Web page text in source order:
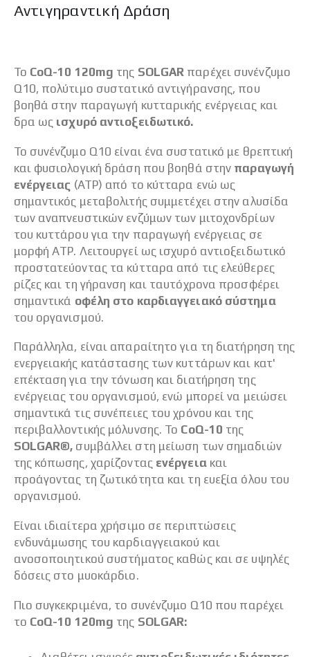
Αντιγηραντική Δράση
Το CoQ-10 120mg της SOLGAR παρέχει συνένζυμο
Q10, πολύτιμο συστατικό αντιγήρανσης, που
βοηθά στην παραγωγή κυτταρικής ενέργειας και
δρα ως ισχυρό αντιοξειδωτικό.
Το συνένζυμο Q10 είναι ένα συστατικό με θρεπτική
και φυσιολογική δράση που βοηθά στην παραγωγή
ενέργειας (ΑΤΡ) από το κύτταρα ενώ ως
σημαντικός μεταβολιτής συμμετέχει στην αλυσίδα
των αναπνευστικών ενζύμων των μιτοχονδρίων
του κυττάρου για την παραγωγή ενέργειας σε
μορφή ATP. Λειτουργεί ως ισχυρό αντιοξειδωτικό
προστατεύοντας τα κύτταρα από τις ελεύθερες
ρίζες και τη γήρανση και ταυτόχρονα προσφέρει
σημαντικά οφέλη στο καρδιαγγειακό σύστημα
του οργανισμού.
Παράλληλα, είναι απαραίτητο για τη διατήρηση της
ενεργειακής κατάστασης των κυττάρων και κατ'
επέκταση για την τόνωση και διατήρηση της
ενέργειας του οργανισμού, ενώ μπορεί να μειώσει
σημαντικά τις συνέπειες του χρόνου και της
περιβαλλοντικής μόλυνσης. Το CoQ-10 της
SOLGAR®, συμβάλλει στη μείωση των σημαδιών
της κόπωσης, χαρίζοντας ενέργειακαι
προάγοντας τη ζωτικότητα και τη ευεξία όλου του
οργανισμού.
Είναι ιδιαίτερα χρήσιμο σε περιπτώσεις
ενδυνάμωσης του καρδιαγγειακού και
ανοσοποιητικού συστήματος καθώς και σε υψηλές
δόσεις στο μυοκάρδιο.
Πιο συγκεκριμένα, το συνένζυμο Q10 που παρέχει
το CoQ-10 120mg της SOLGAR: